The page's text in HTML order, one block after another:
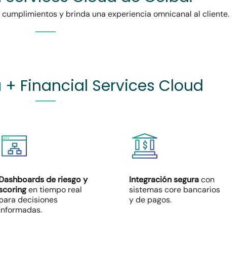
y brinda una experiencia omnicanal al cliente.
Financial Services Cloud
de riesgo y
en tiempo real
decisiones
Integración seguracon
sistemas core bancarios
y de pagos.